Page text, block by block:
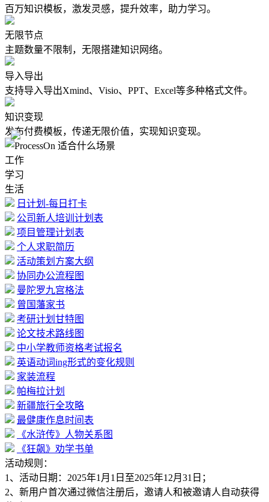
百万知识模板，激发灵感，提升效率，助力学习。
无限节点
主题数量不限制，无限搭建知识网络。
导入导出
支持导入导出Xmind、Visio、PPT、Excel等多种格式文件。
知识变现
发布付费模板，传递无限价值，实现知识变现。
工作
学习
生活
日计划-每日打卡
公司新人培训计划表
项目管理计划表
个人求职简历
活动策划方案大纲
协同办公流程图
曼陀罗九宫格法
曾国藩家书
考研计划甘特图
论文技术路线图
中小学教师资格考试报名
英语动词ing形式的变化规则
家装流程
帕梅拉计划
新疆旅行全攻略
最健康作息时间表
《水浒传》人物关系图
《狂飙》劝学书单
活动规则：
1、活动日期：2025年1月1日至2025年12月31日；
2、新用户首次通过微信注册后，邀请人和被邀请人自动获得